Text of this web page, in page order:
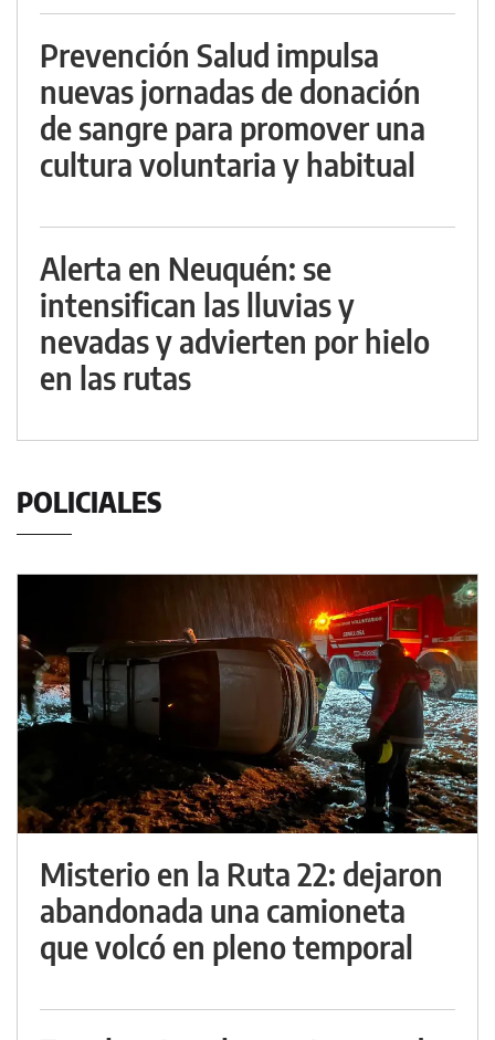
Prevención Salud impulsa
nuevas jornadas de donación
de sangre para promover una
cultura voluntaria y habitual
Alerta en Neuquén: se
intensifican las lluvias y
nevadas y advierten por hielo
en las rutas
POLICIALES
Misterio en la Ruta 22: dejaron
abandonada una camioneta
que volcó en pleno temporal